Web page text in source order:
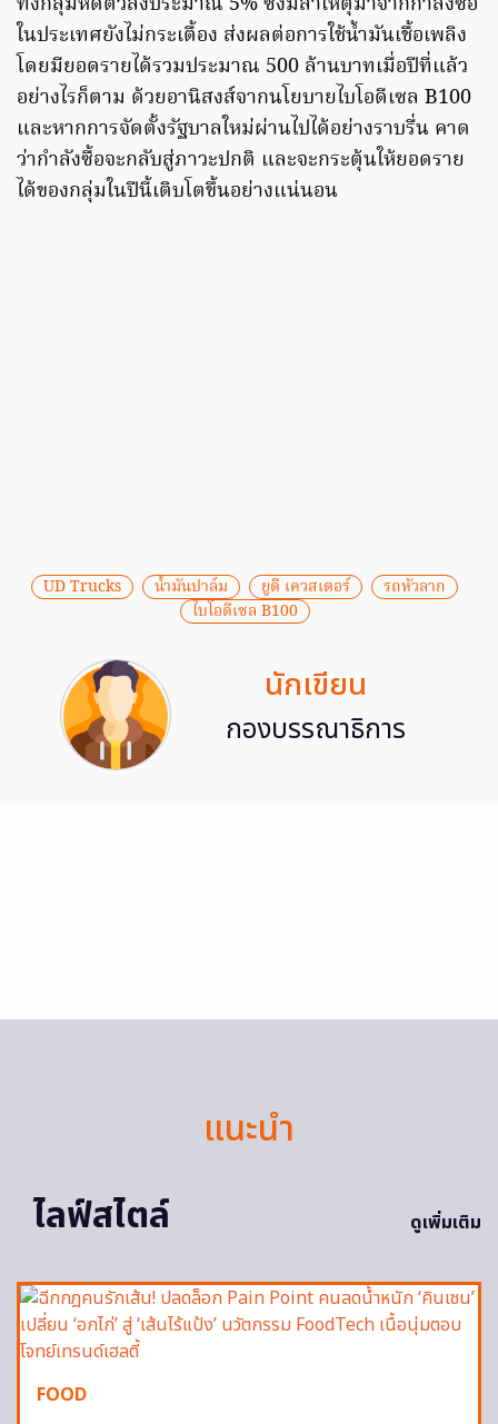
ในประเทศยังไม่กระเตื้อง ส่งผลต่อการใช้น้ำมันเชื้อเพลิง
โดยมียอดรายได้รวมประมาณ 500 ล้านบาทเมื่อปีที่แล้ว
อย่างไรก็ตาม ด้วยอานิสงส์จากนโยบายไบโอดีเซล B100
และหากการจัดตั้งรัฐบาลใหม่ผ่านไปได้อย่างราบรื่น คาด
ว่ากำลังซื้อจะกลับสู่ภาวะปกติ และจะกระตุ้นให้ยอดราย
ได้ของกลุ่มในปีนี้เติบโตขึ้นอย่างแน่นอน
UD Trucks น้ำมันปาล์ม ยูดี เควสเตอร์
รถหัวลาก
ไบโอดีเซล B100
นักเขียน
กองบรรณาธิการ
แนะนำ
ไลฟ์สไตล์
ดูเพิ่มเติม
FOOD